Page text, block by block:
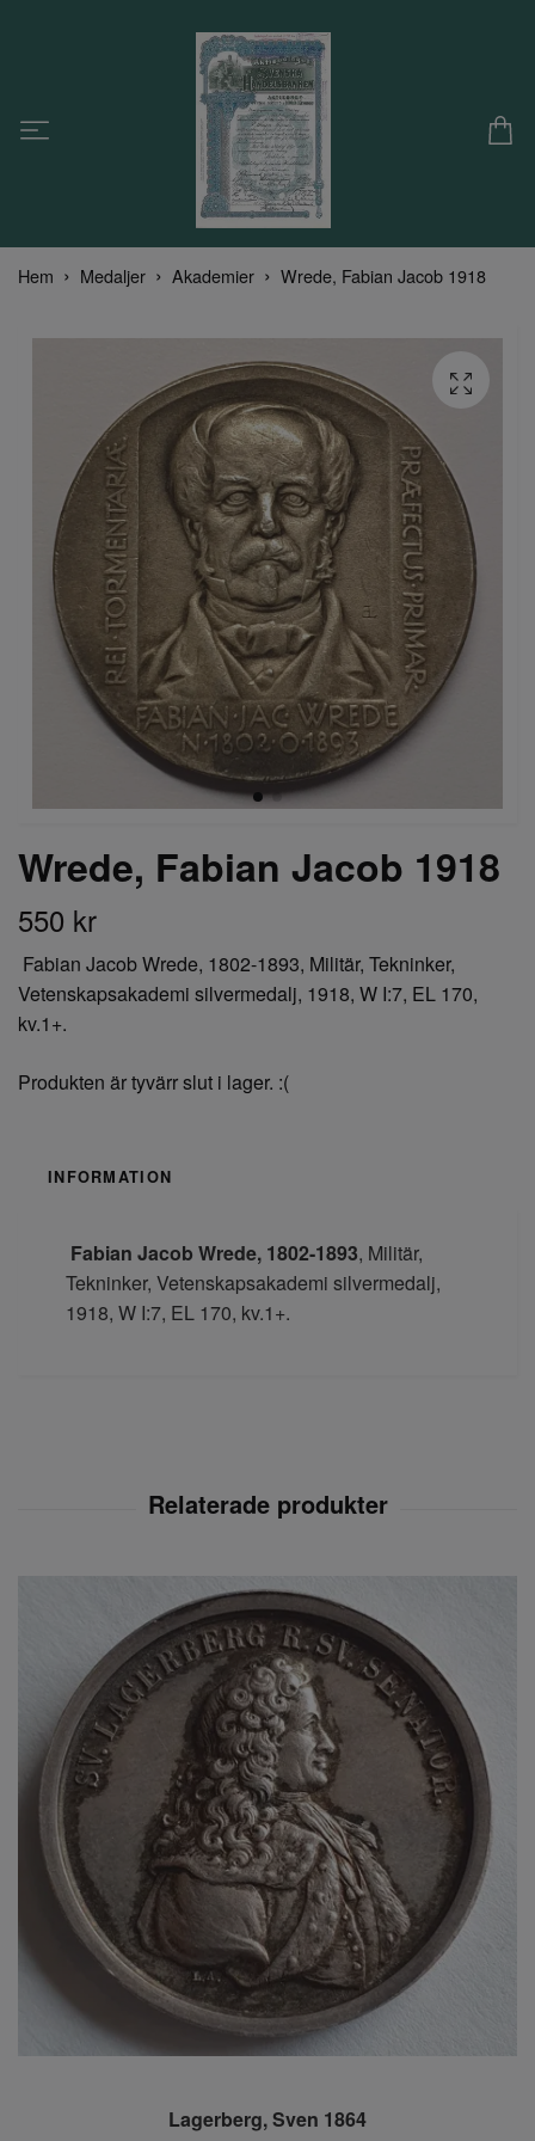
Hem Medaljer Akademier Wrede, Fabian Jacob 1918
Wrede, Fabian Jacob 1918
550 kr
Fabian Jacob Wrede, 1802-1893, Militär, Tekninker,
Vetenskapsakademi silvermedalj, 1918, W I:7, EL 170,
kv.1+.
Produkten är tyvärr slut i lager. :(
INFORMATION
Fabian Jacob Wrede, 1802-1893, Militär,
Tekninker, Vetenskapsakademi silvermedalj,
1918, W I:7, EL 170, kv.1+.
Lagerberg, Sven 1864